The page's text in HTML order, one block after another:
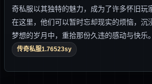
奇私服以其独特的魅力，成为了许多怀旧玩
在这里，他们可以暂时忘却现实的烦恼，沉
梦想的岁月中，重拾那份久违的感动与快乐。
传奇私服1.76523sy